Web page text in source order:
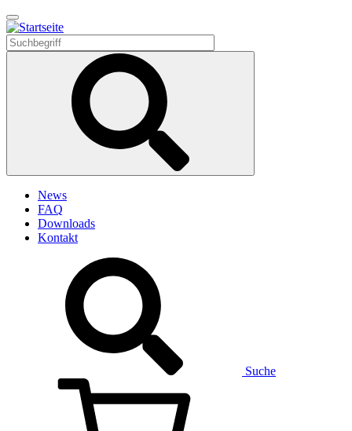
Direkt
zum
Inhalt
News
FAQ
Downloads
Kontakt
Suche